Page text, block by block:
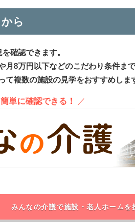
ら
確認できます。
8万円以下などのこだわり条件まで
複数の施設の見学をおすすめしま
単に確認できる！ ／
みんなの介護で施設・老人ホームを